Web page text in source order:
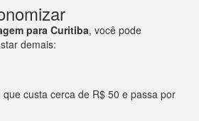
para Curitiba, você pode
demais:
que custa cerca de R$ 50 e passa por